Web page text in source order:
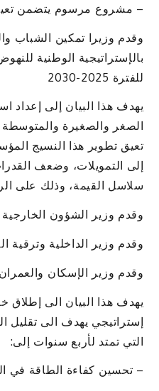
– مشروع مرسوم يتضمن تعيين
وقدم وزيرا تمكين الشباب
بالإستراتيجية الوطنية
للفترة 2025-2030
يهدف هذا البيان إلى إعداد
تعيق تطوير هذا النسيج
إلى التمويلات، وضعف
سلاسل القيمة، وذلك على
وقدم وزير الشؤون الخارجية
وقدم وزير الداخلية وترقية
وقدم وزير الإسكان والعمران
يهدف هذا البيان الى إطلاق
إستراتيجي يهدف الى تقليل
التي تمتد لأربع سنوات إلى:
– تحسين كفاءة الطاقة في